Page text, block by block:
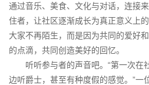
通过音乐、美食、文化与对话，连接
住者，让社区逐渐成长为真正意义上
大家不再陌生，而是因为共同的爱好
的点滴，共同创造美好的回忆。
听听参与者的声音吧。“第一次在
边听爵士，甚至有种度假的感觉。”一